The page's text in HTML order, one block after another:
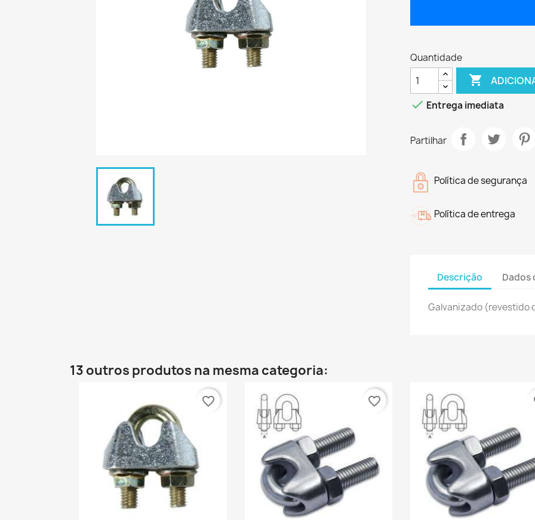
Quantidade

 Entrega imediata
Partilhar
Política de segurança
Política de entrega
Descrição Dados
Galvanizado (revestido
13 outros produtos na mesma categoria:
favorite_border favorite_border